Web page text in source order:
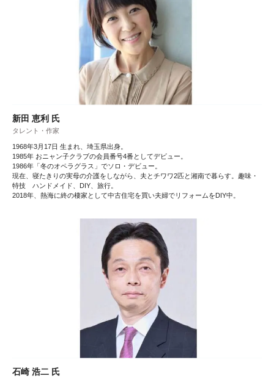
新田 恵利 氏
タレント・作家
1968年3月17日 生まれ、埼玉県出身。
1985年 おニャン子クラブの会員番号4番としてデビュー。
1986年「冬のオペラグラス」でソロ・デビュー。
現在、寝たきりの実母の介護をしながら、夫とチワワ2匹と湘南で暮らす。趣味・
特技 ハンドメイド、DIY、旅行。
2018年、熱海に終の棲家として中古住宅を買い夫婦でリフォームをDIY中。
石崎 浩二 氏